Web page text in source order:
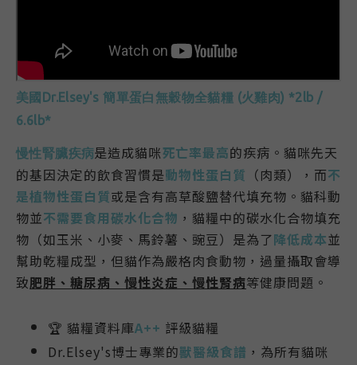
美國Dr.Elsey's 簡單蛋白無穀物全貓糧 (火雞肉) *2lb /
6.6lb*
慢性腎臟疾病是造成貓咪死亡率最高的疾病。貓咪先天
的基因決定的飲食習慣是動物性蛋白質 （肉類），而不
是植物性蛋白質或是含有高草酸鹽替代填充物。貓科動
物並不需要食用碳水化合物 ，貓糧中的碳水化合物填充
物（如玉米、小麥、馬鈴薯、豌豆）是為了降低成本並
幫助乾糧成型，但貓作為嚴格肉食動物，過量攝取會導
致肥胖、糖尿病、 慢性炎症 、 慢性腎病等健康問題 。
🏆 貓糧資料庫A++ 評級貓糧
Dr.Elsey's博士專業的獸醫級食譜 ， 為所有貓咪